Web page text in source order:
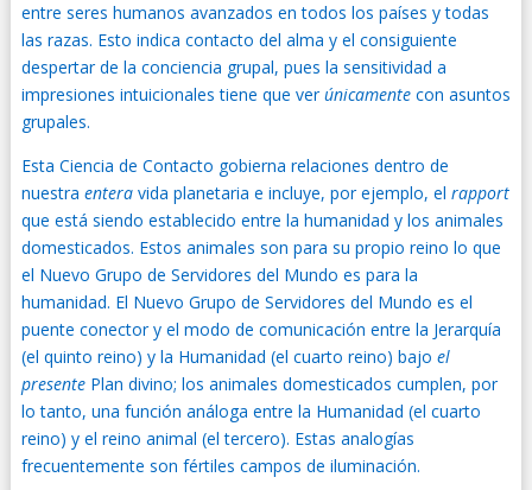
entre seres humanos avanzados en todos los países y todas
las razas. Esto indica contacto del alma y el consiguiente
despertar de la conciencia grupal, pues la sensitividad a
impresiones intuicionales tiene que verúnicamentecon asuntos
grupales.
Esta Ciencia de Contacto gobierna relaciones dentro de
nuestra enteravida planetaria e incluye, por ejemplo, el rapport
que está siendo establecido entre la humanidad y los animales
domesticados. Estos animales son para su propio reino lo que
el Nuevo Grupo de Servidores del Mundo es para la
humanidad. El Nuevo Grupo de Servidores del Mundo es el
puente conector y el modo de comunicación entre la Jerarquía
(el quinto reino) y la Humanidad (el cuarto reino) bajo el
presentePlan divino; los animales domesticados cumplen, por
lo tanto, una función análoga entre la Humanidad (el cuarto
reino) y el reino animal (el tercero). Estas analogías
frecuentemente son fértiles campos de iluminación.